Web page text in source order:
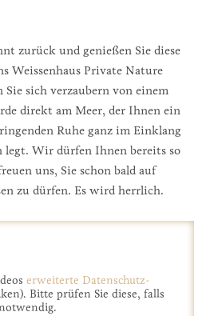
zurück und genießen Sie diese
Weissenhaus Private Nature
Sie sich verzaubern von einem
direkt am Meer, der Ihnen ein
Ruhe ganz im Einklang
Wir dürfen Ihnen bereits so
uns, Sie schon bald auf
zu dürfen. Es wird herrlich.
erweiterte Datenschutz-
Bitte prüfen Sie diese, falls